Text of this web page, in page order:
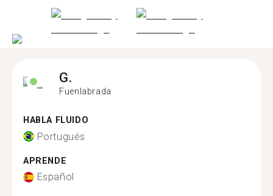
G.
Fuenlabrada
HABLA FLUIDO
Portugués
APRENDE
Español